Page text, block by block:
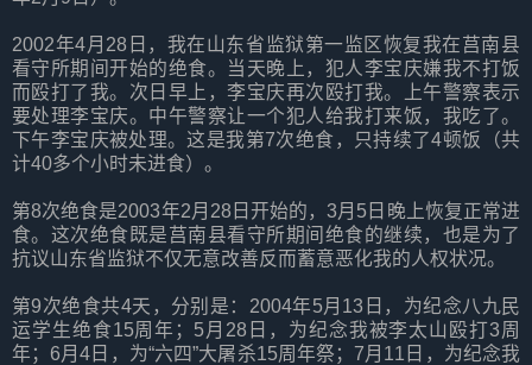
2002年4月28日，我在山东省监狱第一监区恢复我在莒南县
看守所期间开始的绝食。当天晚上，犯人李宝庆嫌我不打饭
而殴打了我。次日早上，李宝庆再次殴打我。上午警察表示
要处理李宝庆。中午警察让一个犯人给我打来饭，我吃了。
下午李宝庆被处理。这是我第7次绝食，只持续了4顿饭（共
计40多个小时未进食）。
第8次绝食是2003年2月28日开始的，3月5日晚上恢复正常进
食。这次绝食既是莒南县看守所期间绝食的继续，也是为了
抗议山东省监狱不仅无意改善反而蓄意恶化我的人权状况。
第9次绝食共4天，分别是：2004年5月13日，为纪念八九民
运学生绝食15周年；5月28日，为纪念我被李太山殴打3周
年；6月4日，为“六四”大屠杀15周年祭；7月11日，为纪念我